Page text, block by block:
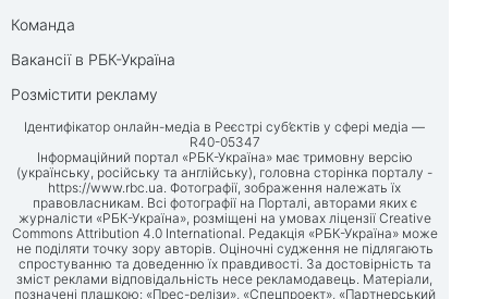
Команда
Вакансії в РБК-Україна
Розмістити рекламу
Ідентифікатор онлайн-медіа в Реєстрі суб’єктів у сфері медіа —
R40-05347
Інформаційний портал «РБК-Україна» має тримовну версію
(українську, російську та англійську), головна сторінка порталу -
https://www.rbc.ua. Фотографії, зображення належать їх
правовласникам. Всі фотографії на Порталі, авторами яких є
журналісти «РБК-Україна», розміщені на умовах ліцензії Creative
Commons Attribution 4.0 International. Редакція «РБК-Україна» може
не поділяти точку зору авторів. Оціночні судження не підлягають
спростуванню та доведенню їх правдивості. За достовірність та
зміст реклами відповідальність несе рекламодавець. Матеріали,
позначені плашкою: «Прес-релізи», «Спецпроект», «Партнерський